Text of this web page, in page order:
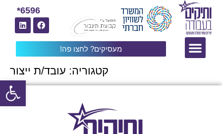
מעסיקים? לחצו פה!
6596*
קטגוריה: עובד/ת ייצור